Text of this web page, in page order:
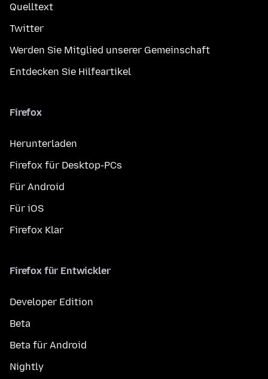
Quelltext
Twitter
Werden Sie Mitglied unserer Gemeinschaft
Entdecken Sie Hilfeartikel
Firefox
Herunterladen
Firefox für Desktop-PCs
Für Android
Für iOS
Firefox Klar
Firefox für Entwickler
Developer Edition
Beta
Beta für Android
Nightly